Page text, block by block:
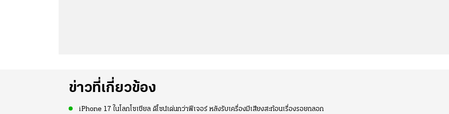
ข่าวที่เกี่ยวข้อง
iPhone 17 ในโลกโซเชียล ดีไซน์เด่นกว่าฟีเจอร์ หลังรับเครื่องมีเสียงสะท้อนเรื่องรอยถลอก